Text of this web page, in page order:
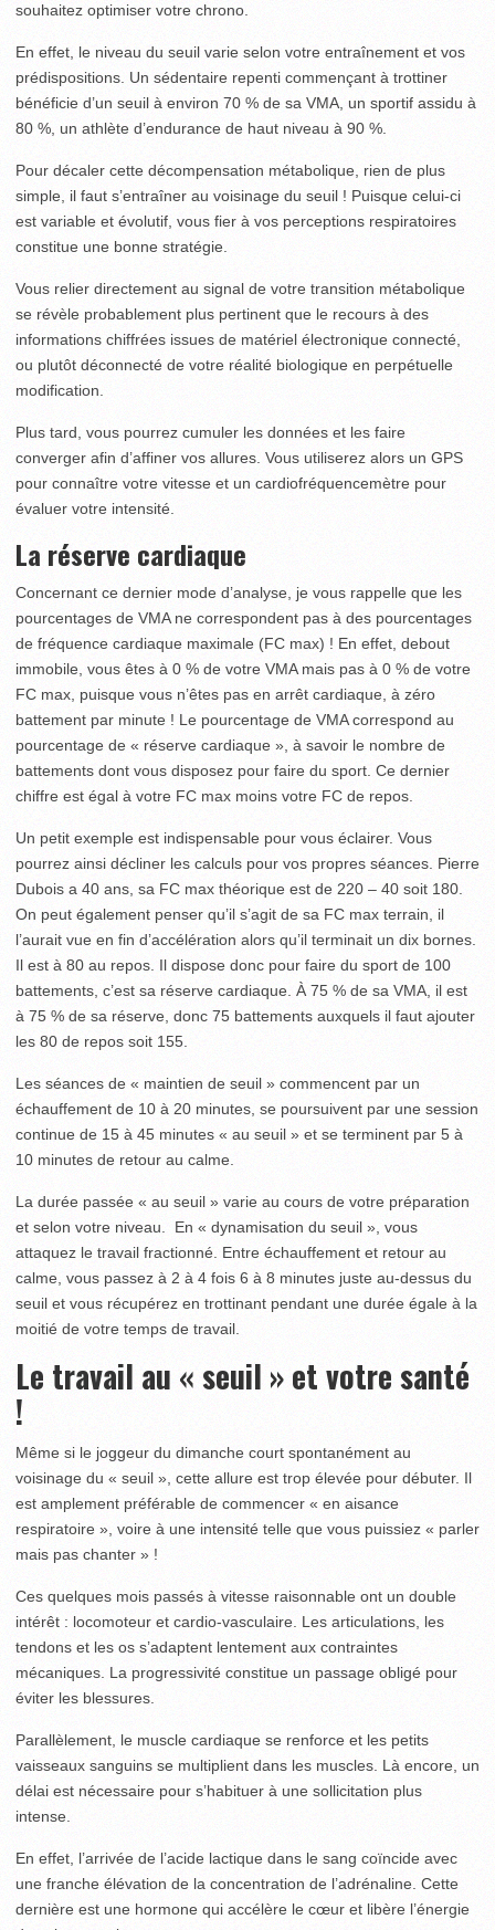
souhaitez optimiser votre chrono.
En effet, le niveau du seuil varie selon votre entraînement et vos
prédispositions. Un sédentaire repenti commençant à trottiner
bénéficie d’un seuil à environ 70 % de sa VMA, un sportif assidu à
80 %, un athlète d’endurance de haut niveau à 90 %.
Pour décaler cette décompensation métabolique, rien de plus
simple, il faut s’entraîner au voisinage du seuil ! Puisque celui-ci
est variable et évolutif, vous fier à vos perceptions respiratoires
constitue une bonne stratégie.
Vous relier directement au signal de votre transition métabolique
se révèle probablement plus pertinent que le recours à des
informations chiffrées issues de matériel électronique connecté,
ou plutôt déconnecté de votre réalité biologique en perpétuelle
modification.
Plus tard, vous pourrez cumuler les données et les faire
converger afin d’affiner vos allures. Vous utiliserez alors un GPS
pour connaître votre vitesse et un cardiofréquencemètre pour
évaluer votre intensité.
La réserve cardiaque
Concernant ce dernier mode d’analyse, je vous rappelle que les
pourcentages de VMA ne correspondent pas à des pourcentages
de fréquence cardiaque maximale (FC max) ! En effet, debout
immobile, vous êtes à 0 % de votre VMA mais pas à 0 % de votre
FC max, puisque vous n’êtes pas en arrêt cardiaque, à zéro
battement par minute ! Le pourcentage de VMA correspond au
pourcentage de « réserve cardiaque », à savoir le nombre de
battements dont vous disposez pour faire du sport. Ce dernier
chiffre est égal à votre FC max moins votre FC de repos.
Un petit exemple est indispensable pour vous éclairer. Vous
pourrez ainsi décliner les calculs pour vos propres séances. Pierre
Dubois a 40 ans, sa FC max théorique est de 220 – 40 soit 180.
On peut également penser qu’il s’agit de sa FC max terrain, il
l’aurait vue en fin d’accélération alors qu’il terminait un dix bornes.
Il est à 80 au repos. Il dispose donc pour faire du sport de 100
battements, c’est sa réserve cardiaque. À 75 % de sa VMA, il est
à 75 % de sa réserve, donc 75 battements auxquels il faut ajouter
les 80 de repos soit 155.
Les séances de « maintien de seuil » commencent par un
échauffement de 10 à 20 minutes, se poursuivent par une session
continue de 15 à 45 minutes « au seuil » et se terminent par 5 à
10 minutes de retour au calme.
La durée passée « au seuil » varie au cours de votre préparation
et selon votre niveau. En « dynamisation du seuil », vous
attaquez le travail fractionné. Entre échauffement et retour au
calme, vous passez à 2 à 4 fois 6 à 8 minutes juste au-dessus du
seuil et vous récupérez en trottinant pendant une durée égale à la
moitié de votre temps de travail.
Le travail au « seuil » et votre santé
!
Même si le joggeur du dimanche court spontanément au
voisinage du « seuil », cette allure est trop élevée pour débuter. Il
est amplement préférable de commencer « en aisance
respiratoire », voire à une intensité telle que vous puissiez « parler
mais pas chanter » !
Ces quelques mois passés à vitesse raisonnable ont un double
intérêt : locomoteur et cardio-vasculaire. Les articulations, les
tendons et les os s’adaptent lentement aux contraintes
mécaniques. La progressivité constitue un passage obligé pour
éviter les blessures.
Parallèlement, le muscle cardiaque se renforce et les petits
vaisseaux sanguins se multiplient dans les muscles. Là encore, un
délai est nécessaire pour s’habituer à une sollicitation plus
intense.
En effet, l’arrivée de l’acide lactique dans le sang coïncide avec
une franche élévation de la concentration de l’adrénaline. Cette
dernière est une hormone qui accélère le cœur et libère l’énergie